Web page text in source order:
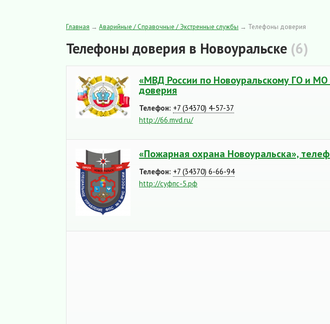
Главная → Аварийные / Справочные / Экстренные службы → Телефоны доверия
Телефоны доверия в Новоуральске (6)
«МВД России по Новоуральскому ГО и МО
доверия
Телефон: +7 (34370) 4-57-37
http://66.mvd.ru/
«Пожарная охрана Новоуральска»,
Телефон: +7 (34370) 6-66-94
http://суфпс-5.рф